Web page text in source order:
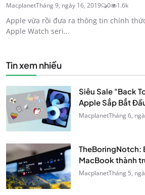
MacplanetTháng 9, ngày 16, 2019 0 1.6k
Apple vừa rồi đưa ra thông tin chính
Apple Watch seri...
Tin xem nhiều
Siêu Sale "Back
Apple Sắp Bắt
MacplanetTháng 6,
TheBoringNotch:
MacBook thành
MacplanetTháng 5,